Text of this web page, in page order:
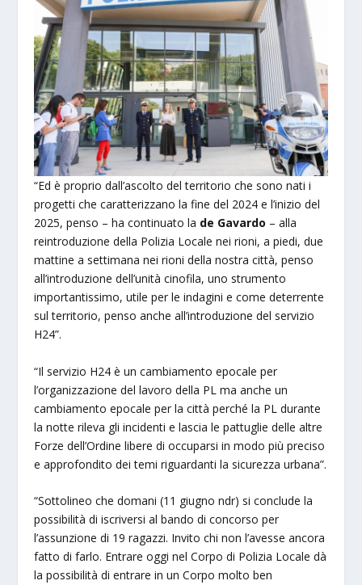
“Ed è proprio dall’ascolto del territorio che sono nati i
progetti che caratterizzano la fine del 2024 e l’inizio del
2025, penso – ha continuato la de Gavardo – alla
reintroduzione della Polizia Locale nei rioni, a piedi, due
mattine a settimana nei rioni della nostra città, penso
all’introduzione dell’unità cinofila, uno strumento
importantissimo, utile per le indagini e come deterrente
sul territorio, penso anche all’introduzione del servizio
H24”.
“Il servizio H24 è un cambiamento epocale per
l’organizzazione del lavoro della PL ma anche un
cambiamento epocale per la città perché la PL durante
la notte rileva gli incidenti e lascia le pattuglie delle altre
Forze dell’Ordine libere di occuparsi in modo più preciso
e approfondito dei temi riguardanti la sicurezza urbana”.
“Sottolineo che domani (11 giugno ndr) si conclude la
possibilità di iscriversi al bando di concorso per
l’assunzione di 19 ragazzi. Invito chi non l’avesse ancora
fatto di farlo. Entrare oggi nel Corpo di Polizia Locale dà
la possibilità di entrare in un Corpo molto ben